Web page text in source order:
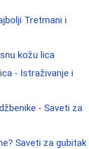
Tretmani i
kožu lica
- Istraživanje i
- Saveti za
Saveti za gubitak